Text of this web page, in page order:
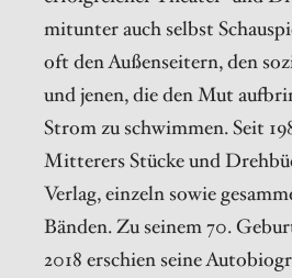
mitunter auch selbst
oft den Außenseitern, den
und jenen, die den Mut
Strom zu schwimmen. Seit
Mitterers Stücke und
Verlag, einzeln sowie
Bänden. Zu seinem 70.
2018 erschien seine